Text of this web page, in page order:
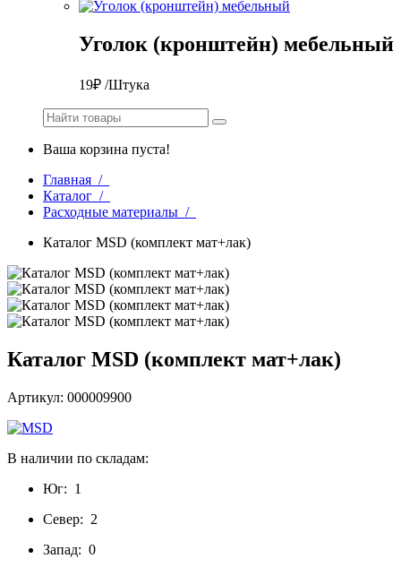
Уголок (кронштейн) мебельный
19₽ /Штука
Ваша корзина пуста!
Главная /
Каталог /
Расходные материалы /
Каталог MSD (комплект мат+лак)
Каталог MSD (комплект мат+лак)
Артикул: 000009900
В наличии по складам:
Юг: 1
Север: 2
Запад: 0